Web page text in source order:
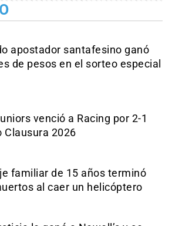
apostador santafesino ganó
de pesos en el sorteo especial
venció a Racing por 2-1
Clausura 2026
familiar de 15 años terminó
al caer un helicóptero